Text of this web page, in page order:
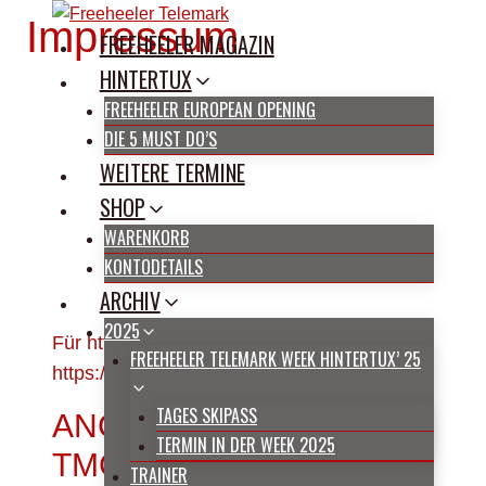
FREEHEELER MAGAZIN
HINTERTUX
FREEHEELER EUROPEAN OPENING
DIE 5 MUST DO’S
WEITERE TERMINE
SHOP
WARENKORB
KONTODETAILS
ARCHIV
2025
FREEHEELER TELEMARK WEEK HINTERTUX’ 25
TAGES SKIPASS
TERMIN IN DER WEEK 2025
TRAINER
Impressum
Für https://www.freeheeler.eu und
https://www.freeheeler-campus.com
ANGABEN GEMÄSS § 5 T
MG